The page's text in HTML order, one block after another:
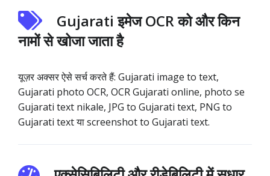
Gujarati इमेज OCR को और किन
नामों से खोजा जाता है
यूज़र अक्सर ऐसे सर्च करते हैं: Gujarati image to text,
Gujarati photo OCR, OCR Gujarati online, photo se
Gujarati text nikale, JPG to Gujarati text, PNG to
Gujarati text या screenshot to Gujarati text.